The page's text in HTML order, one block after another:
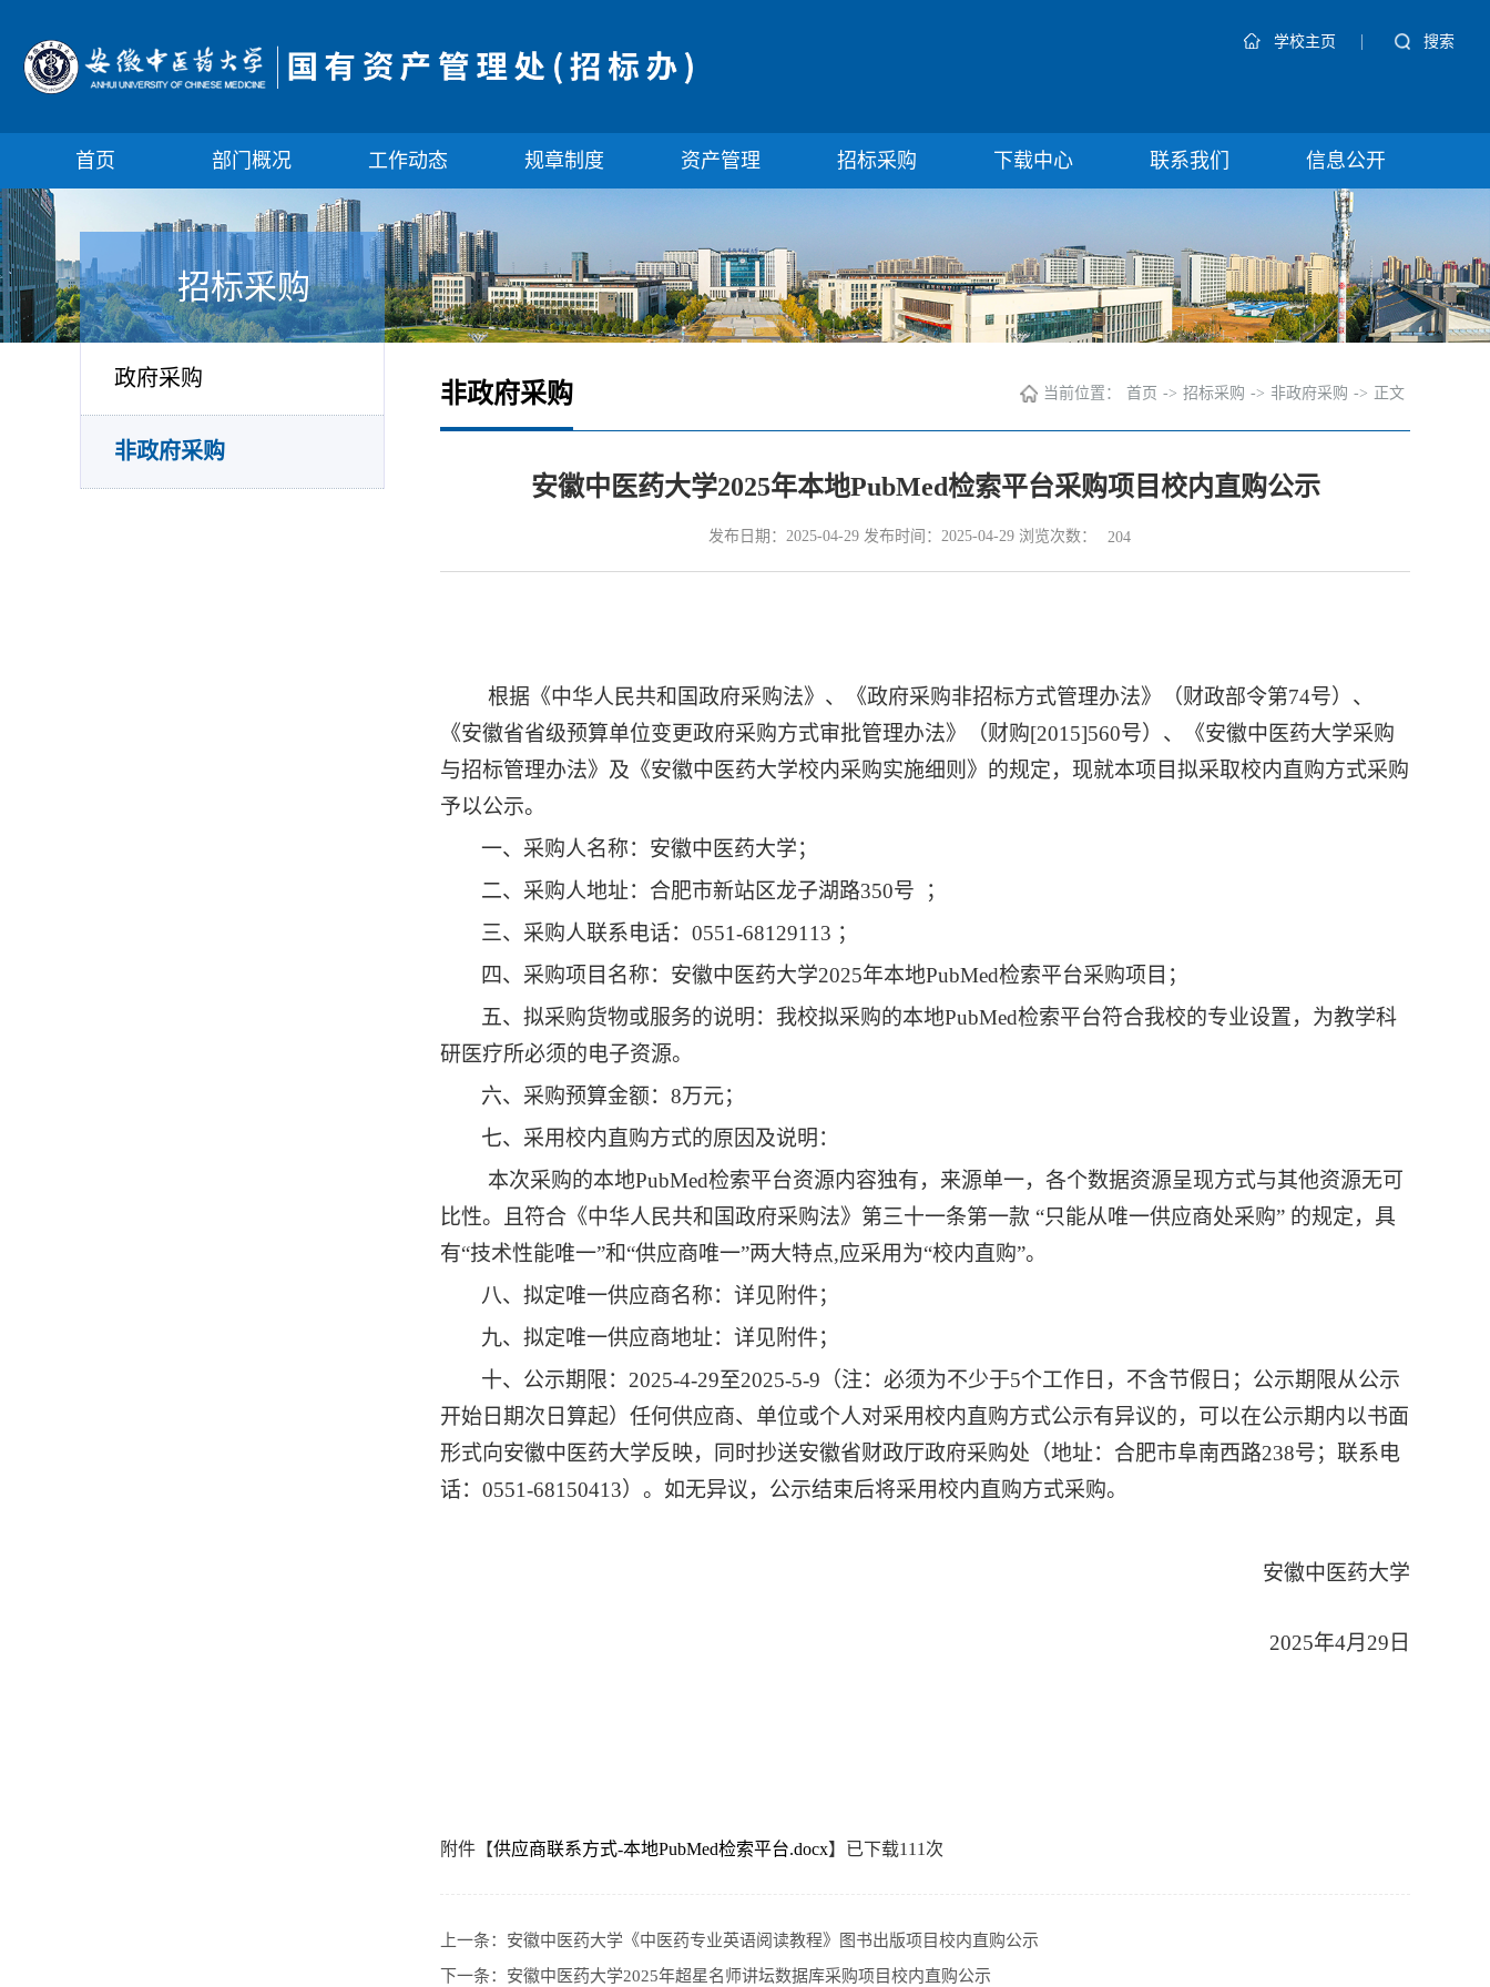
学校主页 | 搜索
首页 部门概况 工作动态 规章制度 资产管理 招标采购 下载中心 联系我们 信息公开
招标采购
政府采购
非政府采购
非政府采购 当前位置： 首页 -> 招标采购 -> 非政府采购 -> 正文
安徽中医药大学2025年本地PubMed检索平台采购项目校内直购公示
发布日期：2025-04-29 发布时间：2025-04-29 浏览次数： 204
根据 《中华人民共和国政府采购法》、《政府采购非招标方式管理办法》（财政部令第74号） 、
《安徽省省级预算单位变更政府采购方式审批管理办法》（财购[2015]560号） 、《安徽中医药大学采购
与招标管理办法》 及 《安徽中医药大学校内采购实施细则 》 的规定，现就本项目拟采取校内直购方式采购
予以公示。
一、采购人名称：安徽中医药大学；
二、采购人地址：合肥市新站区龙子湖路350号 ；
三、采购人联系电话： 0551-68129113 ；
四、采购项目名称： 安徽中医药大学2025年本地PubMed检索平台采购项目；
五、拟采购货物或服务的说明： 我校拟采购的本地PubMed检索平台符合我校的专业设置，为教学科
研医疗所必须的电子资源。
六、采购预算金额： 8万元；
七、采用校内直购方式的原因及说明：
本次采购的本地PubMed检索平台资源内容独有，来源单一，各个数据资源呈现方式与其他资源无可
比性。
且符合《中华人民共和国政府采购法》第三十一条第一款 “只能从唯一供应商处采购” 的规定，具
有“技术性能唯一”和“供应商唯一”两大特点,应采用为“校内直购”。
八、拟定唯一供应商名称：详见附件；
九、拟定唯一供应商地址：详见附件；
十、公示期限： 2025-4-29至2025-5-9 （注：必须为不少于5个工作日，不含节假日；公示期限从公示
开始日期次日算起）任何供应商、单位或个人对采用校内直购方式公示有异议的，可以在公示期内以书面
形式向安徽中医药大学反映，同时抄送安徽省财政厅政府采购处（地址：合肥市阜南西路238号；联系电
话：0551-68150413）。如无异议，公示结束后将采用校内直购方式采购。
安徽中医药大学
2025年4月 29 日
附件【供应商联系方式-本地PubMed检索平台.docx】已下载111 次
上一条： 安徽中医药大学《中医药专业英语阅读教程》图书出版项目校内直购公示
下一条： 安徽中医药大学2025年超星名师讲坛数据库采购项目校内直购公示